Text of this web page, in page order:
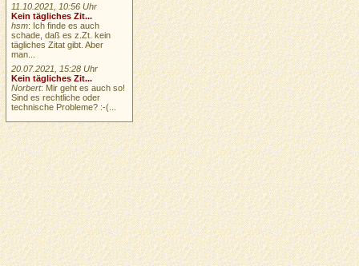
11.10.2021, 10:56 Uhr
Kein tägliches Zit...
hsm: Ich finde es auch
schade, daß es z.Zt. kein
tägliches Zitat gibt. Aber
man...
20.07.2021, 15:28 Uhr
Kein tägliches Zit...
Norbert: Mir geht es auch so!
Sind es rechtliche oder
technische Probleme? :-(...